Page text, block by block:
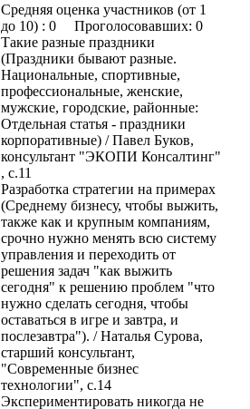
Средняя оценка участников (от 1
до 10) : 0 Проголосовавших: 0
Такие разные праздники
(Праздники бывают разные.
Национальные, спортивные,
профессиональные, женские,
мужские, городские, районные:
Отдельная статья - праздники
корпоративные) / Павел Буков,
консультант "ЭКОПИ Консалтинг"
, с.11
Разработка стратегии на примерах
(Среднему бизнесу, чтобы выжить,
также как и крупным компаниям,
срочно нужно менять всю систему
управления и переходить от
решения задач "как выжить
сегодня" к решению проблем "что
нужно сделать сегодня, чтобы
оставаться в игре и завтра, и
послезавтра"). / Наталья Сурова,
старший консультант,
"Современные бизнес
технологии", с.14
Экспериментировать никогда не